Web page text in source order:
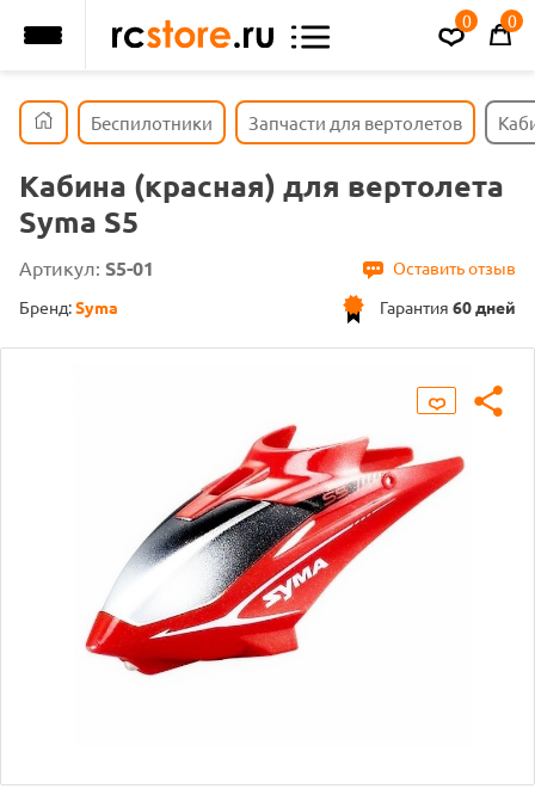
0 0
Беспилотники Запчасти для вертолетов
Кабина (красная) для вертолета
Syma S5
Артикул: S5-01
Оставить отзыв
Гарантия 60 дней
Бренд:Syma